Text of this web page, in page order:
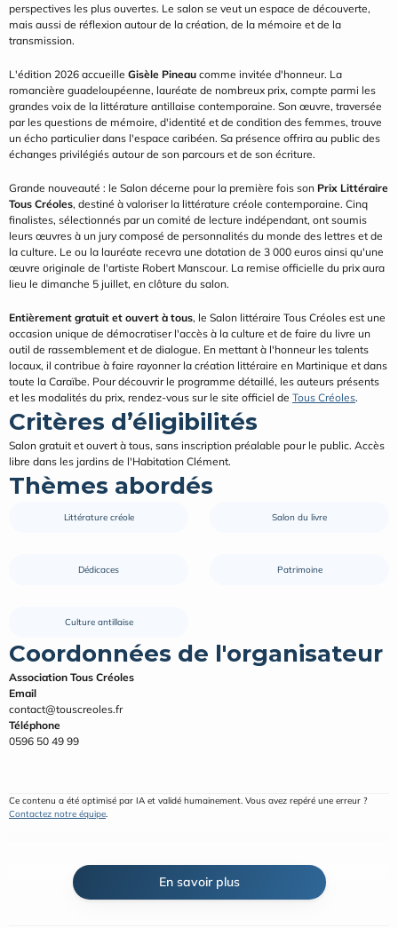
En savoir plus
perspectives les plus ouvertes. Le salon se veut un espace de découverte,
mais aussi de réflexion autour de la création, de la mémoire et de la
transmission.
L'édition 2026 accueille Gisèle Pineau comme invitée d'honneur. La
romancière guadeloupéenne, lauréate de nombreux prix, compte parmi les
grandes voix de la littérature antillaise contemporaine. Son œuvre, traversée
par les questions de mémoire, d'identité et de condition des femmes, trouve
un écho particulier dans l'espace caribéen. Sa présence offrira au public des
échanges privilégiés autour de son parcours et de son écriture.
Grande nouveauté : le Salon décerne pour la première fois son Prix Littéraire
Tous Créoles, destiné à valoriser la littérature créole contemporaine. Cinq
finalistes, sélectionnés par un comité de lecture indépendant, ont soumis
leurs œuvres à un jury composé de personnalités du monde des lettres et de
la culture. Le ou la lauréate recevra une dotation de 3 000 euros ainsi qu'une
œuvre originale de l'artiste Robert Manscour. La remise officielle du prix aura
lieu le dimanche 5 juillet, en clôture du salon.
Entièrement gratuit et ouvert à tous, le Salon littéraire Tous Créoles est une
occasion unique de démocratiser l'accès à la culture et de faire du livre un
outil de rassemblement et de dialogue. En mettant à l'honneur les talents
locaux, il contribue à faire rayonner la création littéraire en Martinique et dans
toute la Caraïbe. Pour découvrir le programme détaillé, les auteurs présents
et les modalités du prix, rendez-vous sur le site officiel de Tous Créoles.
Critères d’éligibilités
Salon gratuit et ouvert à tous, sans inscription préalable pour le public. Accès
libre dans les jardins de l'Habitation Clément.
Thèmes abordés
Littérature créole Salon du livre
Dédicaces Patrimoine
Culture antillaise
Coordonnées de l'organisateur
Association Tous Créoles
Email
contact@touscreoles.fr
Téléphone
0596 50 49 99
Contactez notre équipe.